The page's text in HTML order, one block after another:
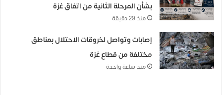
بشأن المرحلة الثانية من اتفاق غزة
منذ 29 دقيقة
إصابات وتواصل لخروقات الاحتلال بمناطق
مختلفة من قطاع غزة
منذ ساعة واحدة